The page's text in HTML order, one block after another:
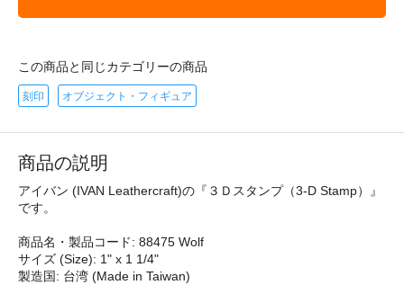
この商品と同じカテゴリーの商品
刻印 オブジェクト・フィギュア
商品の説明
アイバン (IVAN Leathercraft)の『３Ｄスタンプ（3-D Stamp）』
です。
商品名・製品コード: 88475 Wolf
サイズ (Size): 1" x 1 1/4"
製造国: 台湾 (Made in Taiwan)